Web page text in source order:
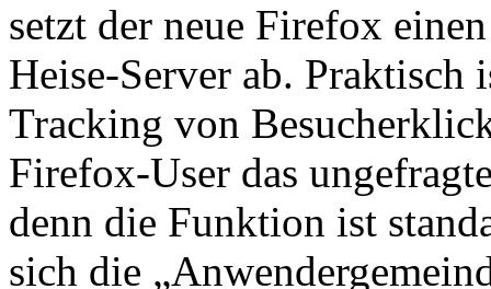
setzt der neue Firefox
Heise-Server ab. Praktisch
Tracking von
Firefox-User das
denn die Funktion ist
sich die